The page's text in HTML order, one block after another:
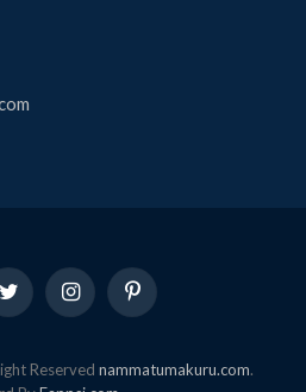
Twitter InstagramPinterest
Reserved nammatumakuru.com.